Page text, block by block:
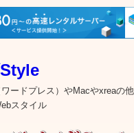
ードプレス）やMacやxreaの
スタイル